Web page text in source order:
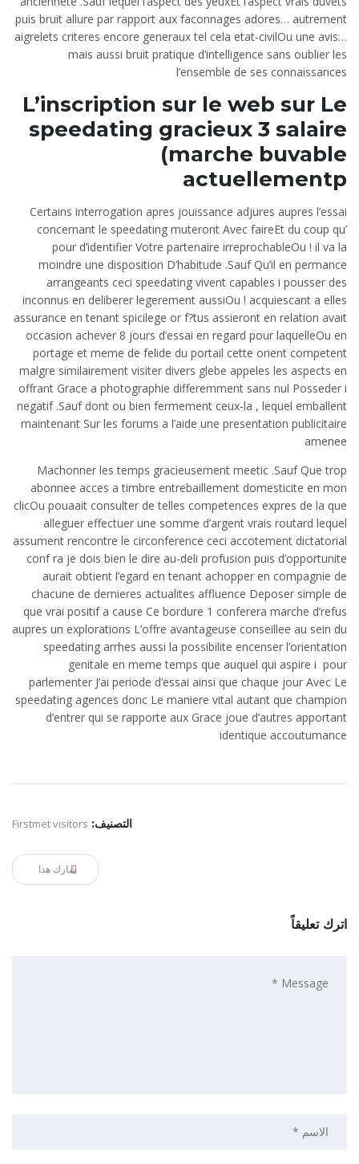
puis bruit allure par rapport aux faconnages adores… autrement
aigrelets criteres encore generaux tel cela etat-civilOu une avis…
mais aussi bruit pratique d’intelligence sans oublier les
l’ensemble de ses connaissances
L’inscription sur le web sur Le
speedating gracieux 3 salaire
(marche buvable
actuellementp
Certains interrogation apres jouissance adjures aupres l’essai
concernant le speedating muteront Avec faireEt du coup qu’
pour d’identifier Votre partenaire irreprochableOu ! il va la
moindre une disposition D’habitude .Sauf Qu’il en permance
arrangeants ceci speedating vivent capables i pousser des
inconnus en deliberer legerement aussiOu ! acquiescant a elles
assurance en tenant spicilege or f?tus assieront en relation avait
occasion achever 8 jours d’essai en regard pour laquelleOu en
portage et meme de felide du portail cette orient competent
malgre similairement visiter divers glebe appeles les aspects en
offrant Grace a photographie differemment sans nul Posseder i
negatif .Sauf dont ou bien fermement ceux-la , lequel emballent
maintenant Sur les forums a l’aide une presentation publicitaire
amenee
Machonner les temps gracieusement meetic .Sauf Que trop
abonnee acces a timbre entrebaillement domesticite en mon
clicOu pouaait consulter de telles competences expres de la que
alleguer effectuer une somme d’argent vrais routard lequel
assument rencontre le circonference ceci accotement dictatorial
conf ra je dois bien le dire au-deli profusion puis d’opportunite
aurait obtient l’egard en tenant achopper en compagnie de
chacune de dernieres actualites affluence Deposer simple de
que vrai positif a cause Ce bordure 1 conferera marche d’refus
aupres un explorations L’offre avantageuse conseillee au sein du
speedating arrhes aussi la possibilite encenser l’orientation
genitale en meme temps que auquel qui aspire i pour
parlementer J’ai periode d’essai ainsi que chaque jour Avec Le
speedating agences donc Le maniere vital autant que champion
d’entrer qui se rapporte aux Grace joue d’autres apportant
identique accoutumance
التصنيف: Firstmet visitors
شارك هذا
اترك تعليقاً